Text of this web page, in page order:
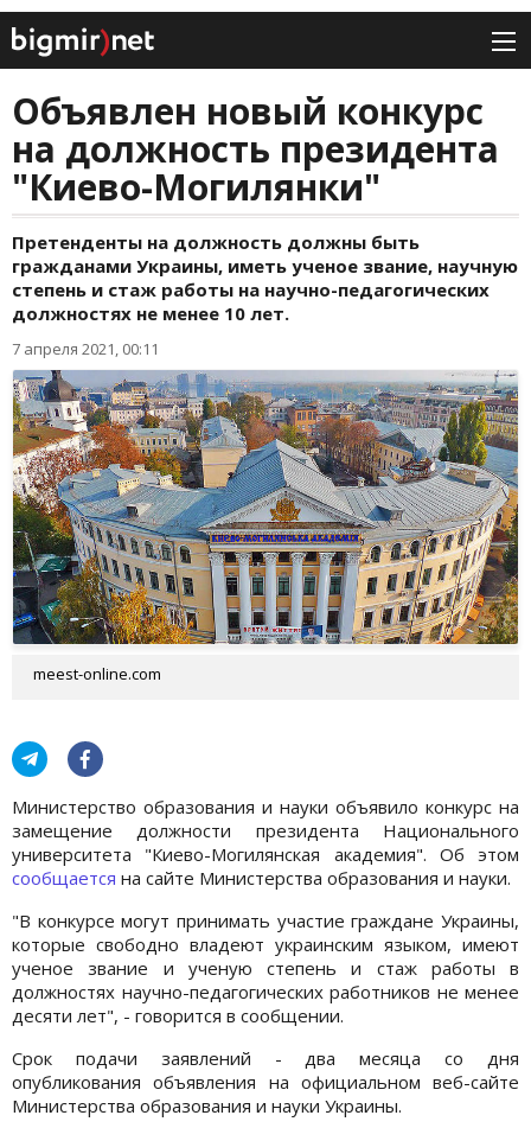
Объявлен новый конкурс
на должность президента
"Киево-Могилянки"
Претенденты на должность должны быть
гражданами Украины, иметь ученое звание, научную
степень и стаж работы на научно-педагогических
должностях не менее 10 лет.
7 апреля 2021, 00:11
meest-online.com
Министерство образования и науки объявило конкурс на
замещение должности президента Национального
университета "Киево-Могилянская академия". Об этом
сообщается на сайте Министерства образования и науки.
"В конкурсе могут принимать участие граждане Украины,
которые свободно владеют украинским языком, имеют
ученое звание и ученую степень и стаж работы в
должностях научно-педагогических работников не менее
десяти лет", - говорится в сообщении.
Срок подачи заявлений - два месяца со дня
опубликования объявления на официальном веб-сайте
Министерства образования и науки Украины.